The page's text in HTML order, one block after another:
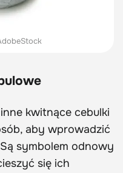
kwitnące cebulki
aby wprowadzić
symbolem odnowy
się ich